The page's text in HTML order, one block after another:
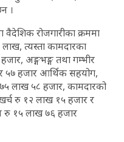
।
वैदेशिक रोजगारीका क्रममा
त्यस्ता कामदारका
अङ्गभङ्ग तथा गम्भीर
५७ हजार आर्थिक सहयोग,
लाख ५८ हजार, कामदारको
खर्च रु १२ लाख १५ हजार र
रु १५ लाख ७६ हजार